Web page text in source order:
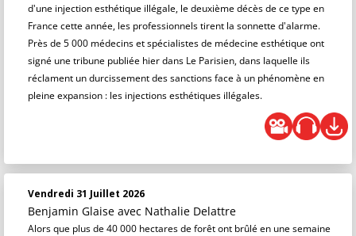
d'une injection esthétique illégale, le deuxième décès de ce type en
France cette année, les professionnels tirent la sonnette d'alarme.
Près de 5 000 médecins et spécialistes de médecine esthétique ont
signé une tribune publiée hier dans Le Parisien, dans laquelle ils
réclament un durcissement des sanctions face à un phénomène en
pleine expansion : les injections esthétiques illégales.
Vendredi 31 Juillet 2026
Benjamin Glaise avec Nathalie Delattre
Alors que plus de 40 000 hectares de forêt ont brûlé en une semaine